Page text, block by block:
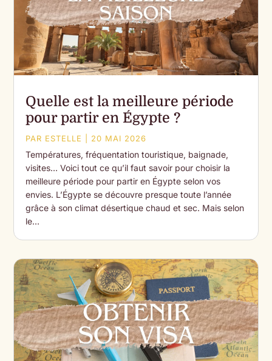
Quelle est la meilleure période
pour partir en Égypte ?
PAR ESTELLE 20 MAI 2026
Températures, fréquentation touristique, baignade,
visites… Voici tout ce qu’il faut savoir pour choisir la
meilleure période pour partir en Égypte selon vos
envies. L’Égypte se découvre presque toute l’année
grâce à son climat désertique chaud et sec. Mais selon
le…